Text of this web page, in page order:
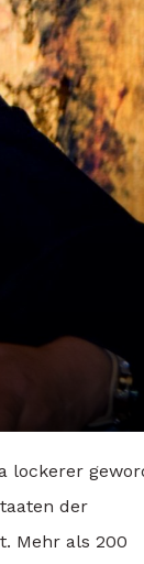
lockerer
der
Mehr als 200